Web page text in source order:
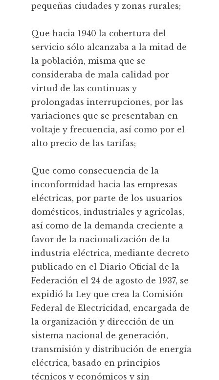
pequeñas ciudades y zonas rurales;
Que hacia 1940 la cobertura del
servicio sólo alcanzaba a la mitad de
la población, misma que se
consideraba de mala calidad por
virtud de las continuas y
prolongadas interrupciones, por las
variaciones que se presentaban en
voltaje y frecuencia, así como por el
alto precio de las tarifas;
Que como consecuencia de la
inconformidad hacia las empresas
eléctricas, por parte de los usuarios
domésticos, industriales y agrícolas,
así como de la demanda creciente a
favor de la nacionalización de la
industria eléctrica, mediante decreto
publicado en el Diario Oficial de la
Federación el 24 de agosto de 1937, se
expidió la Ley que crea la Comisión
Federal de Electricidad, encargada de
la organización y dirección de un
sistema nacional de generación,
transmisión y distribución de energía
eléctrica, basado en principios
técnicos y económicos y sin